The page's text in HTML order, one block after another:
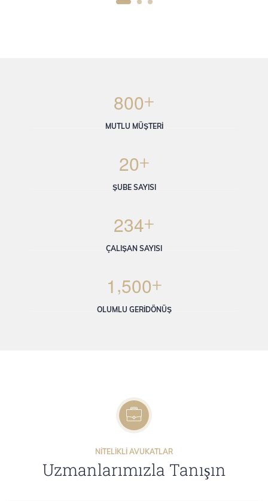
800+
MUTLU MÜŞTERİ
20+
ŞUBE SAYISI
234+
ÇALIŞAN SAYISI
1,500+
OLUMLU GERİDÖNÜŞ
NİTELİKLİ AVUKATLAR
Uzmanlarımızla Tanışın